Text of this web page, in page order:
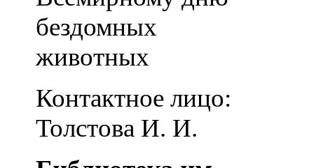
бездомных
животных
Контактное лицо:
Толстова И. И.